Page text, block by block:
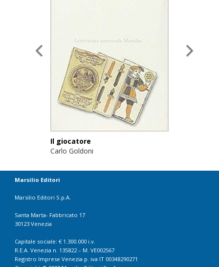
Il giocatore
Carlo Goldoni
Marsilio Editori
Marsilio Editori S.p.A.
Santa Marta- Fabbricato 17
30123 Venezia
Capitale sociale: € 1.300.000 i.v.
R.E.A. Venezia n. 135822 – M. VE002567
Registro Imprese Venezia p. iva IT 00348290271